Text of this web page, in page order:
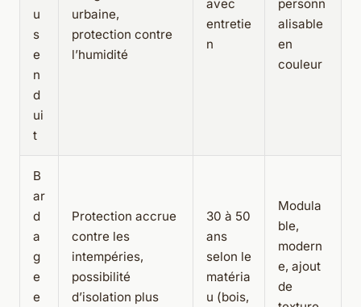
u
s
e
n
d
ui
t
urbaine,
protection contre
l’humidité
avec
entretie
n
personn
alisable
en
couleur
B
ar
d
a
g
e
e
Protection accrue
contre les
intempéries,
possibilité
d’isolation plus
30 à 50
ans
selon le
matéria
u (bois,
Modula
ble,
modern
e, ajout
de